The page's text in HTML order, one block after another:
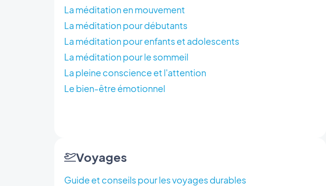
La méditation en mouvement
La méditation pour débutants
La méditation pour enfants et adolescents
La méditation pour le sommeil
La pleine conscience et l'attention
Le bien-être émotionnel
Voyages
Guide et conseils pour les voyages durables